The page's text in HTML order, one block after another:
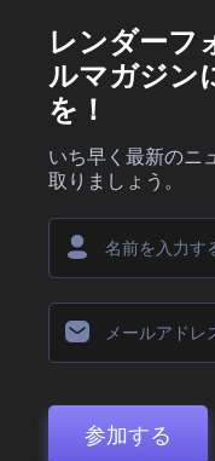
レンダーフ
ルマガジン
を！
いち早く最新のニ
取りましょう。
参加する